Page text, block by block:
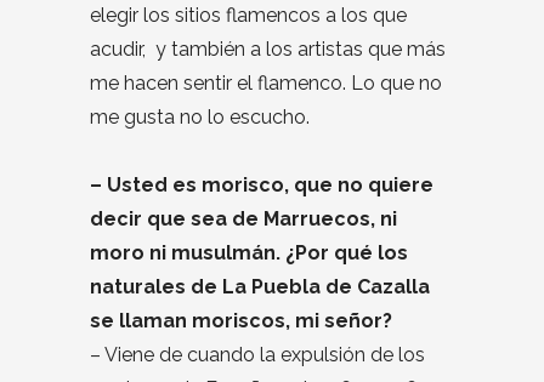
elegir los sitios flamencos a los que
acudir, y también a los artistas que más
me hacen sentir el flamenco. Lo que no
me gusta no lo escucho.
– Usted es morisco, que no quiere
decir que sea de Marruecos, ni
moro ni musulmán. ¿Por qué los
naturales de La Puebla de Cazalla
se llaman moriscos, mi señor?
– Viene de cuando la expulsión de los